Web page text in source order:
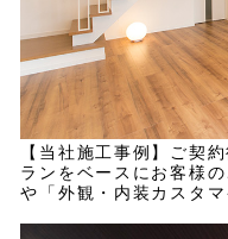
【当社施工事例】ご契
ランをベースにお客様
や「外観・内装カスタマ